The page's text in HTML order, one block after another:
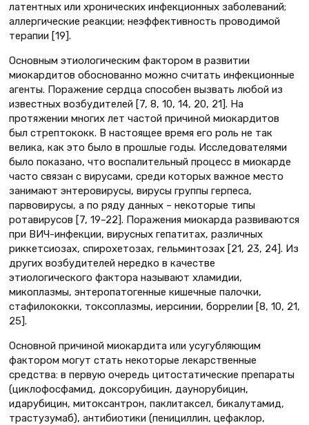
латентных или хронических инфекционных заболеваний;
аллергические реакции; неэффективность проводимой
терапии [19].
Основным этиологическим фактором в развитии
миокардитов обоснованно можно считать инфекционные
агенты. Поражение сердца способен вызвать любой из
известных возбудителей [7, 8, 10, 14, 20, 21]. На
протяжении многих лет частой причиной миокардитов
был стрептококк. В настоящее время его роль не так
велика, как это было в прошлые годы. Исследователями
было показано, что воспалительный процесс в миокарде
часто связан с вирусами, среди которых важное место
занимают энтеровирусы, вирусы группы герпеса,
парвовирусы, а по ряду данных – некоторые типы
ротавирусов [7, 19–22]. Поражения миокарда развиваются
при ВИЧ-инфекции, вирусных гепатитах, различных
риккетсиозах, спирохетозах, гельминтозах [21, 23, 24]. Из
других возбудителей нередко в качестве
этиологического фактора называют хламидии,
микоплазмы, энтеропатогенные кишечные палочки,
стафилококки, токсоплазмы, иерсинии, боррелии [8, 10, 21,
25].
Основной причиной миокардита или усугубляющим
фактором могут стать некоторые лекарственные
средства: в первую очередь цитостатические препараты
(циклофосфамид, доксорубицин, даунорубицин,
идарубицин, митоксантрон, паклитаксел, бикалутамид,
трастузумаб), антибиотики (пенициллин, цефаклор,